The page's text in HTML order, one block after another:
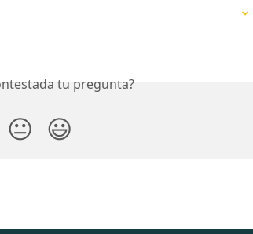
tu pregunta?
😐 😃